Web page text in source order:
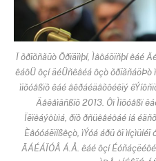
Ï õðïõñãüò Õðïäïìþí, Ìåôáöïñþí êáé
êáôÜ ôçí äéÜñêåéá ôçò
ìïõóåßïõ êáé åêðáéäåõôéêïý
Äåêåìâñßïõ 2013. Ôï Ìïõóåßï
Ïëïêáýôùìá, ðïõ ðñüêåéôáé íá
Èåóóáëïíßêçò, ìÝóá áðü ôï ìíçìüíéï
ÃÁÉÁÏÓÅ Á.Å. êáé ôçí